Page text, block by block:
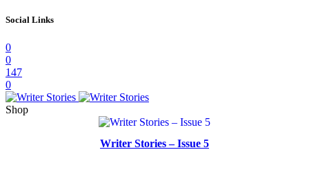
Social Links
0
0
147
0
Shop
Writer Stories – Issue 5